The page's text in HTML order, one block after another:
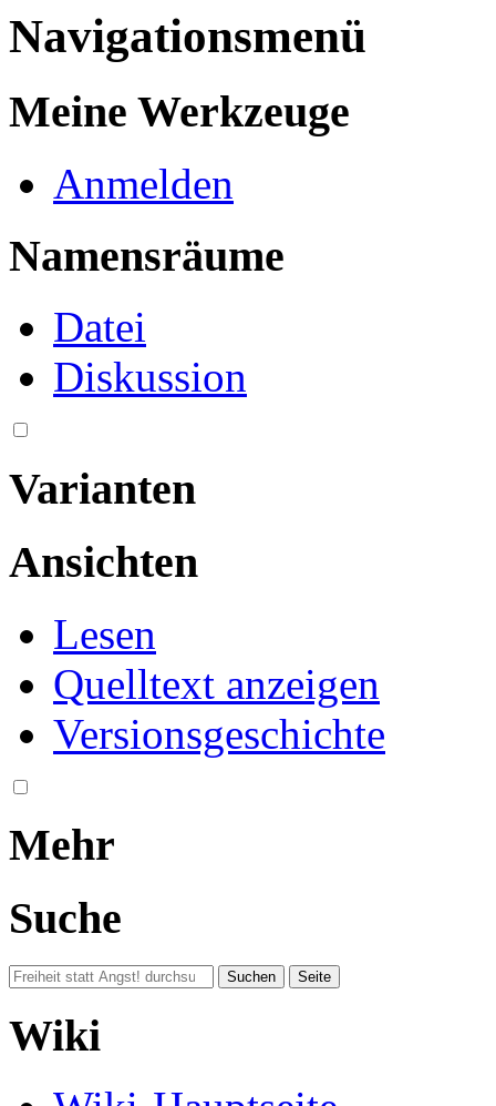
Navigationsmenü
Meine Werkzeuge
Anmelden
Namensräume
Datei
Diskussion
Varianten
Ansichten
Lesen
Quelltext anzeigen
Versionsgeschichte
Mehr
Suche
Wiki